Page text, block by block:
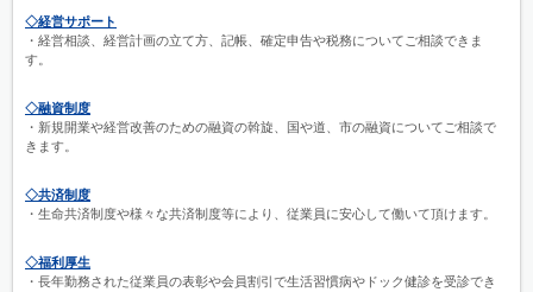
◇経営サポート
・経営相談、経営計画の立て方、記帳、確定申告や税務についてご相談できま
す。
◇融資制度
・新規開業や経営改善のための融資の斡旋、国や道、市の融資についてご相談で
きます。
◇共済制度
・生命共済制度や様々な共済制度等により、従業員に安心して働いて頂けます。
◇福利厚生
・長年勤務された従業員の表彰や会員割引で生活習慣病やドック健診を受診でき